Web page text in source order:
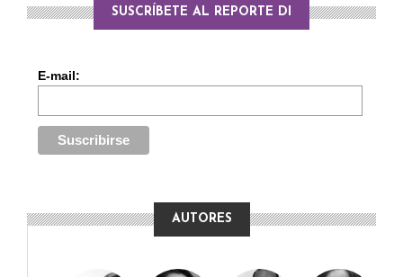
SUSCRÍBETE AL REPORTE DI
E-mail:
AUTORES